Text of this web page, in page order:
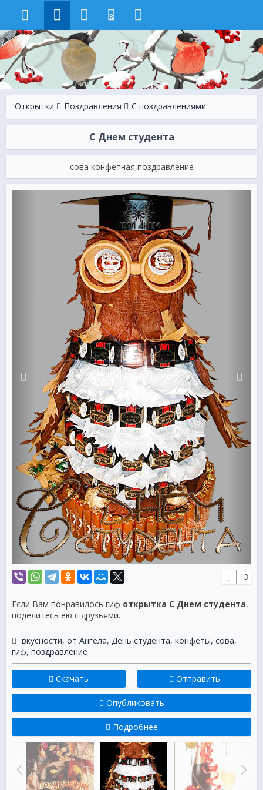
8
Открытки Поздравления С поздравлениями
С Днем студента
сова конфетная,поздравление
+3
Если Вам понравилось гиф открытка С Днем студента,
поделитесь ею с друзьями.
вкусности, от Ангела, День студента, конфеты, сова,
гиф, поздравление
Скачать Отправить
Опубликовать
Подробнее